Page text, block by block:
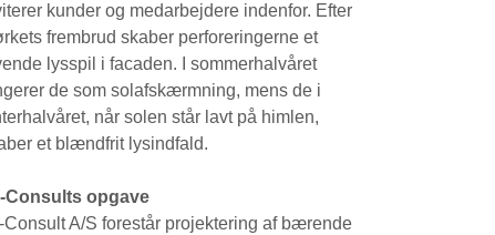
kunder og medarbejdere indenfor. Efter
frembrud skaber perforeringerne et
lysspil i facaden. I sommerhalvåret
de som solafskærmning, mens de i
når solen står lavt på himlen,
et blændfrit lysindfald.
Consults opgave
Consult A/S forestår projektering af bærende